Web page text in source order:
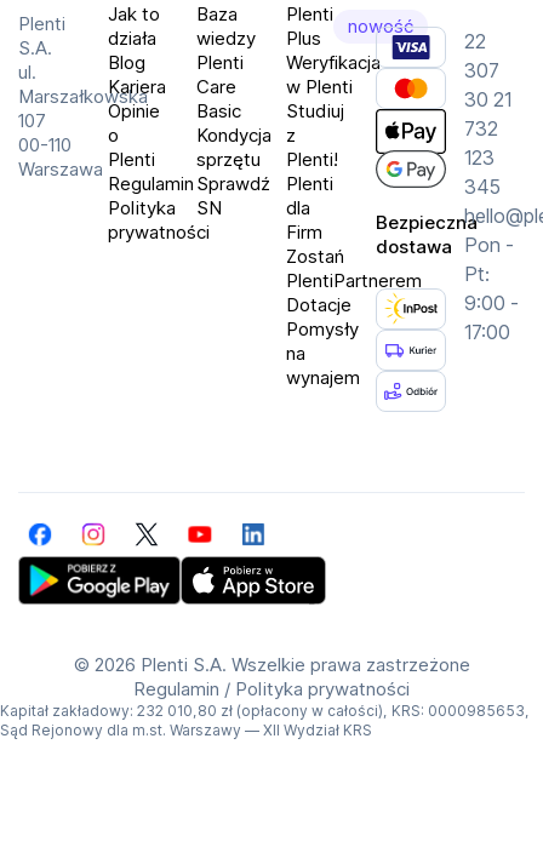
Plenti
S.A.
ul.
Marszałkowska
107
00-110
Warszawa
Jak to
działa
Blog
Kariera
Opinie
o
Plenti
Regulamin
Polityka
prywatności
Baza
wiedzy
Plenti
Care
Basic
Kondycja
sprzętu
Sprawdź
SN
Plenti
Plus
nowość
Weryfikacja
w Plenti
Studiuj
z
Plenti!
Plenti
dla
Firm
Zostań
PlentiPartnerem
Dotacje
Pomysły
na
wynajem
Bezpieczna
dostawa
22
307
30 21
732
123
345
Pon -
Pt:
9:00 -
17:00
FacebookInstagramTwitterYouTubeLinkedIn
© 2026 Plenti S.A. Wszelkie prawa zastrzeżone
Regulamin / Polityka prywatności
Kapitał zakładowy: 232 010,80 zł (opłacony w całości), KRS: 0000985653,
Sąd Rejonowy dla m.st. Warszawy — XII Wydział KRS